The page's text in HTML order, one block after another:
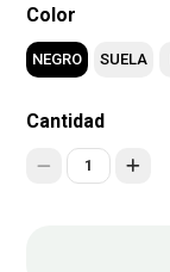
Color
NEGRO SUELA
Cantidad
1